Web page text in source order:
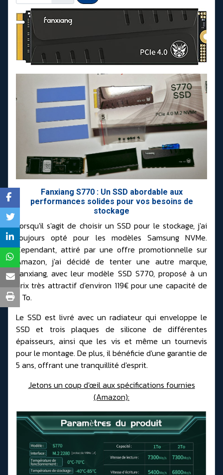
Fanxiang S770 : Un SSD abordable aux
performances solides pour vos besoins de
stockage
Lorsqu'il s'agit de choisir un SSD pour le stockage, j'ai
toujours opté pour les modèles Samsung NVMe.
Cependant, attiré par une offre promotionnelle sur
Amazon, j'ai décidé de tenter une autre marque,
Fanxiang, avec leur modèle SSD S770, proposé à un
prix très attractif d'environ 119€ pour une capacité de
2 To.
Le SSD est livré avec un radiateur qui enveloppe le
SSD et trois plaques de silicone de différentes
épaisseurs, ainsi que les vis et même un tournevis
pour le montage. De plus, il bénéficie d'une garantie de
5 ans, offrant une tranquillité d'esprit.
Jetons un coup d'œil aux spécifications fournies
(Amazon):